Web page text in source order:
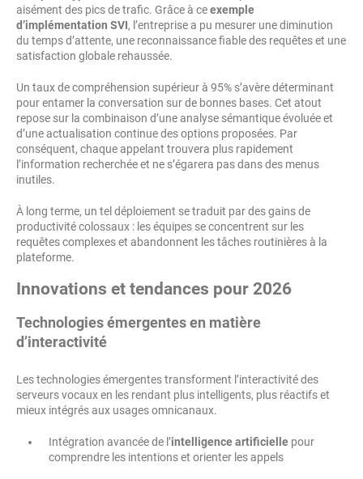
aisément des pics de trafic. Grâce à ceexemple
d’implémentation SVI, l’entreprise a pu mesurer une diminution
du temps d’attente, une reconnaissance fiable des requêtes et une
satisfaction globale rehaussée.
Un taux de compréhension supérieur à 95% s’avère déterminant
pour entamer la conversation sur de bonnes bases. Cet atout
repose sur la combinaison d’une analyse sémantique évoluée et
d’une actualisation continue des options proposées. Par
conséquent, chaque appelant trouvera plus rapidement
l’information recherchée et ne s’égarera pas dans des menus
inutiles.
À long terme, un tel déploiement se traduit par des gains de
productivité colossaux : les équipes se concentrent sur les
requêtes complexes et abandonnent les tâches routinières à la
plateforme.
Innovations et tendances pour 2026
Technologies émergentes en matière
d’interactivité
Les technologies émergentes transforment l’interactivité des
serveurs vocaux en les rendant plus intelligents, plus réactifs et
mieux intégrés aux usages omnicanaux.
Intégration avancée de l’intelligence artificielle pour
comprendre les intentions et orienter les appels